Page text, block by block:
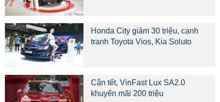
Honda City giảm 30 triệu, cạnh
tranh Toyota Vios, Kia Soluto
Cận tết, VinFast Lux SA2.0
khuyến mãi 200 triệu